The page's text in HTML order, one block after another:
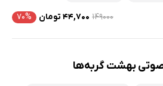
۱۴۹۰۰۰ ۴۴,۷۰۰ تومان ۷۰%
بهشت گربه‌ها